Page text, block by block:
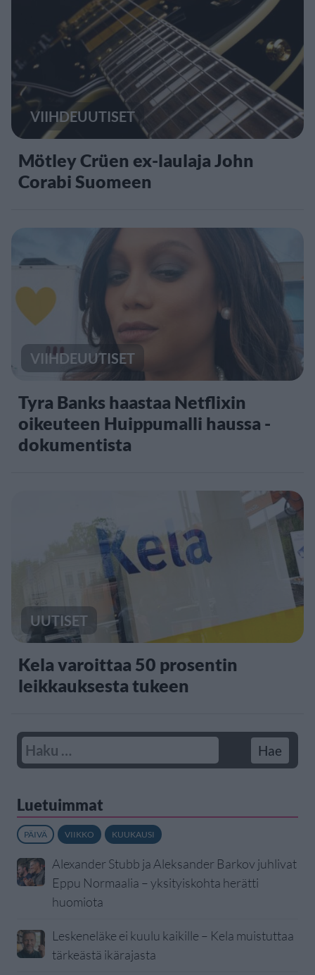
VIIHDEUUTISET
Mötley Crüen ex-laulaja John
Corabi Suomeen
VIIHDEUUTISET
Tyra Banks haastaa Netflixin
oikeuteen Huippumalli haussa -
dokumentista
UUTISET
Kela varoittaa 50 prosentin
leikkauksesta tukeen
Luetuimmat
PÄIVÄ VIIKKO KUUKAUSI
Alexander Stubb ja Aleksander Barkov juhlivat
Eppu Normaalia – yksityiskohta herätti
huomiota
Leskeneläke ei kuulu kaikille – Kela muistuttaa
tärkeästä ikärajasta